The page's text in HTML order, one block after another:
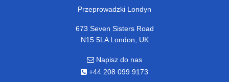
Przeprowadzki Londyn
673 Seven Sisters Road
N15 5LA London, UK
Napisz do nas
+44 208 099 9173